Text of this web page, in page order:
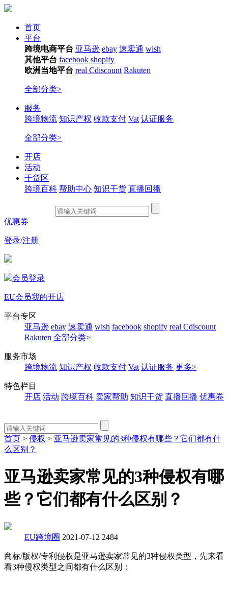
首页
平台
跨境电商平台 亚马逊 ebay 速卖通 wish
其他平台 facebook shopify
欧洲当地平台 real Cdiscount Rakuten
全部分类>
服务
跨境物流 知识产权 收款支付 Vat 认证服务
全部分类>
开店
活动
干货区
跨境百科 帮助中心 知识干货 直播回播
优惠券
登录/注册
会员登录
EU会员我的开店
平台专区
亚马逊 ebay 速卖通 wish facebook shopify real Cdiscount
Rakuten 全部分类>
服务市场
跨境物流 知识产权 收款支付 Vat 认证服务 更多>
特色栏目
开店 活动 跨境百科 卖家帮助 知识干货 直播回播 优惠卷
首页 > 侵权 > 亚马逊卖家常见的3种侵权有哪些？它们都有什
么区别？
亚马逊卖家常见的3种侵权有哪
些？它们都有什么区别？
EU跨境圈 2021-07-12 2484
商标/版权/专利侵权是亚马逊卖家常见的3种侵权类型，先来看
看3种侵权类型之间都有什么区别：